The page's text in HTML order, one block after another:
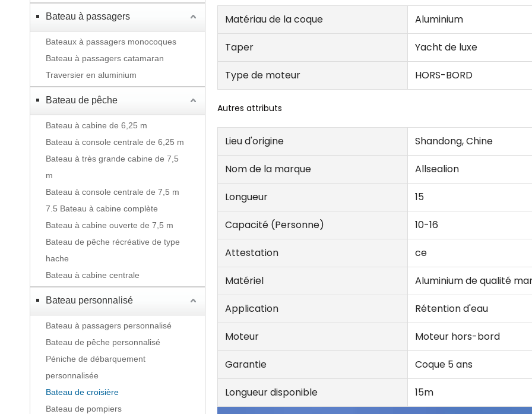
Bateau à passagers
Bateaux à passagers monocoques
Bateau à passagers catamaran
Traversier en aluminium
Bateau de pêche
Bateau à cabine de 6,25 m
Bateau à console centrale de 6,25 m
Bateau à très grande cabine de 7,5
m
Bateau à console centrale de 7,5 m
7.5 Bateau à cabine complète
Bateau à cabine ouverte de 7,5 m
Bateau de pêche récréative de type
hache
Bateau à cabine centrale
Bateau personnalisé
Bateau à passagers personnalisé
Bateau de pêche personnalisé
Péniche de débarquement
personnalisée
Bateau de croisière
Bateau de pompiers
Matériau de la coque Aluminium
Taper Yacht de luxe
Type de moteur HORS-BORD
Autres attributs
Lieu d'origine Shandong, Chine
Nom de la marque Allsealion
Longueur 15
Capacité (Personne) 10-16
Attestation ce
Matériel Aluminium de qualité
Application Rétention d'eau
Moteur Moteur hors-bord
Garantie Coque 5 ans
Longueur disponible 15m